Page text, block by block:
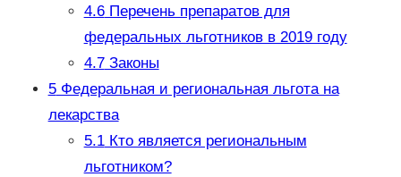
4.6Перечень препаратов для
федеральных льготников в 2019 году
4.7Законы
5Федеральная и региональная льгота на
лекарства
5.1Кто является региональным
льготником?